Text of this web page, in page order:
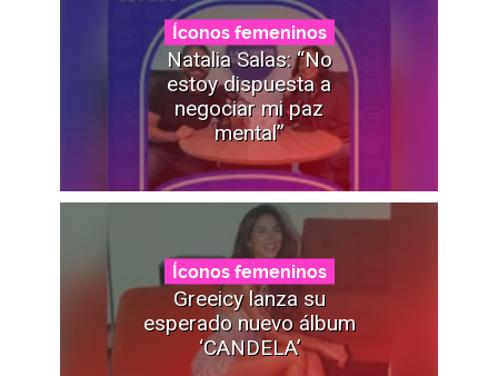
Íconos femeninos
Natalia Salas: “No
estoy dispuesta a
negociar mi paz
mental”
Íconos femeninos
Greeicy lanza su
esperado nuevo álbum
‘CANDELA’